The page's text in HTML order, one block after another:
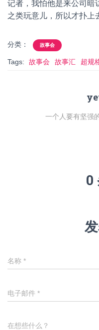
记者，我怕他是来公司暗
之类玩意儿，所以才扑
分类： 故事会
Tags: 故事会 故事汇 超规
一个人要有坚强
0
名称 *
电子邮件 *
在想些什么？